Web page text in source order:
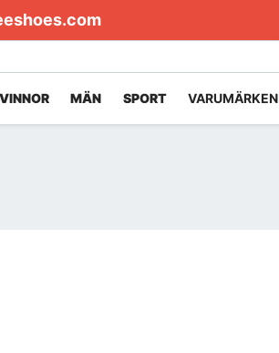
MÄN SPORT VARUMÄRKEN